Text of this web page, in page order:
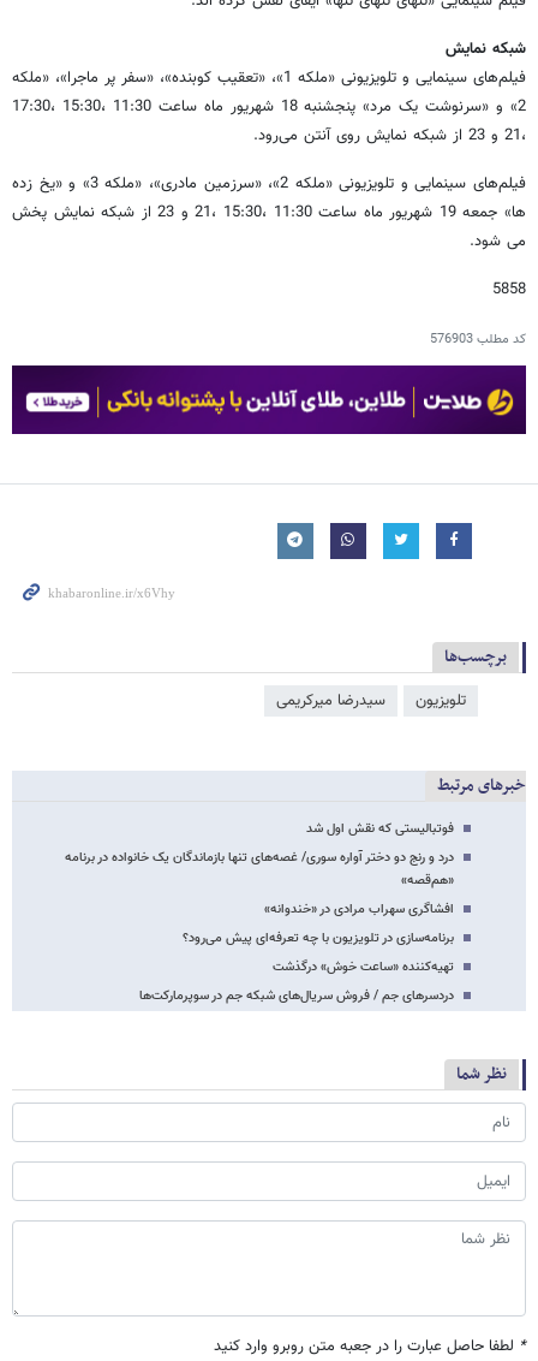
شبکه نمایش
فیلم‌های سینمایی و تلویزیونی «ملکه 1»، «تعقیب کوبنده»، «سفر پر ماجرا»، «ملکه
2» و «سرنوشت یک مرد» پنجشنبه 18 شهریور ماه ساعت 11:30 ،15:30 ،17:30
،21 و 23 از شبکه نمایش روی آنتن می‌رود.
فیلم‌های سینمایی ‌و تلویزیونی «ملکه 2»، «سرزمین مادری»، «ملکه 3» و «یخ زده
ها» جمعه 19 شهریور ماه ساعت 11:30 ،15:30 ،21 و 23 از شبکه نمایش پخش
می شود.
5858
کد مطلب576903
برچسب‌ها
تلویزیون سیدرضا میرکریمی
خبرهای مرتبط
فوتبالیستی که نقش اول شد
درد و رنج دو دختر آواره سوری/ غصه‌های تنها بازماندگان یک خانواده در برنامه
«هم‌قصه»
افشا‌گری سهراب مرادی در «خندوانه»
برنامه‌سازی در تلویزیون با چه تعرفه‌ای پیش می‌رود؟
تهیه‌کننده «ساعت خوش» درگذشت
دردسرهای جم / فروش سریال‌های شبکه جم در سوپرمارکت‌ها
نظر شما
* لطفا حاصل عبارت را در جعبه متن روبرو وارد کنید